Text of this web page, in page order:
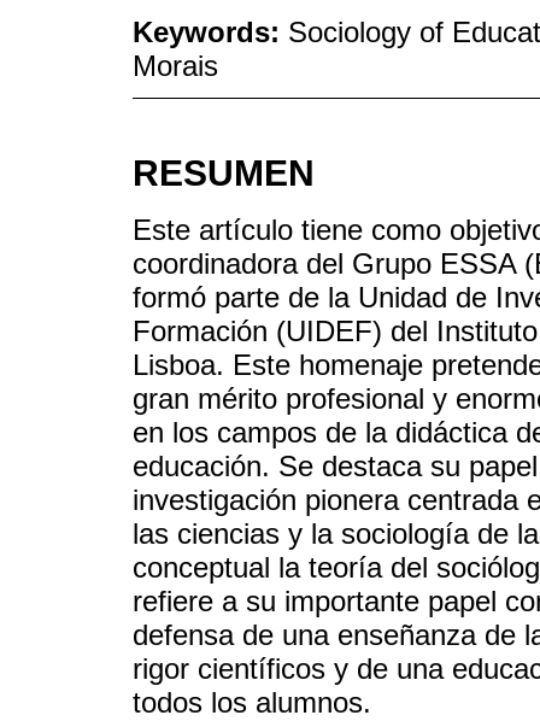
Keywords: Sociology of
Morais
RESUMEN
Este artículo tiene como
coordinadora del Grupo ESSA
formó parte de la Unidad de
Formación (UIDEF) del
Lisboa. Este homenaje
gran mérito profesional y
en los campos de la didáctica
educación. Se destaca su
investigación pionera centrada
las ciencias y la sociología de
conceptual la teoría del
refiere a su importante papel
defensa de una enseñanza de
rigor científicos y de una
todos los alumnos.